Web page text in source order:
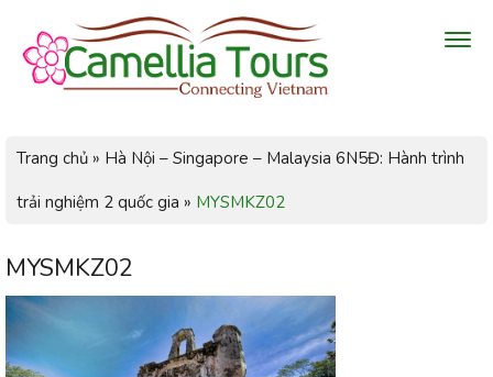
Trang chủ » Hà Nội – Singapore – Malaysia 6N5Đ: Hành trình
trải nghiệm 2 quốc gia » MYSMKZ02
MYSMKZ02